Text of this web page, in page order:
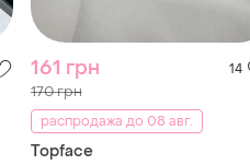
161 грн 14
170 грн
распродажа до 08 авг.
Topface